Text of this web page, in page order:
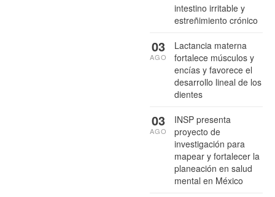
intestino irritable y
estreñimiento crónico
Lactancia materna
fortalece músculos y
encías y favorece el
desarrollo lineal de los
dientes
03
AGO
INSP presenta
proyecto de
investigación para
mapear y fortalecer la
planeación en salud
mental en México
03
AGO